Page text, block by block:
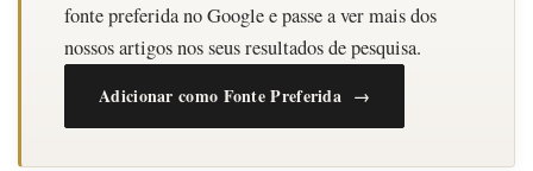
fonte preferida no Google e passe a ver mais dos
nossos artigos nos seus resultados de pesquisa.
Adicionar como Fonte Preferida →